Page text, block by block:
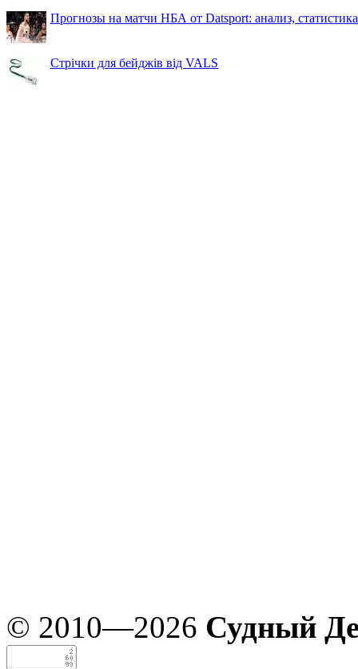
Прогнозы на матчи НБА от Datsport: анализ,
Стрічки для бейджів від VALS
© 2010—2026 Судный